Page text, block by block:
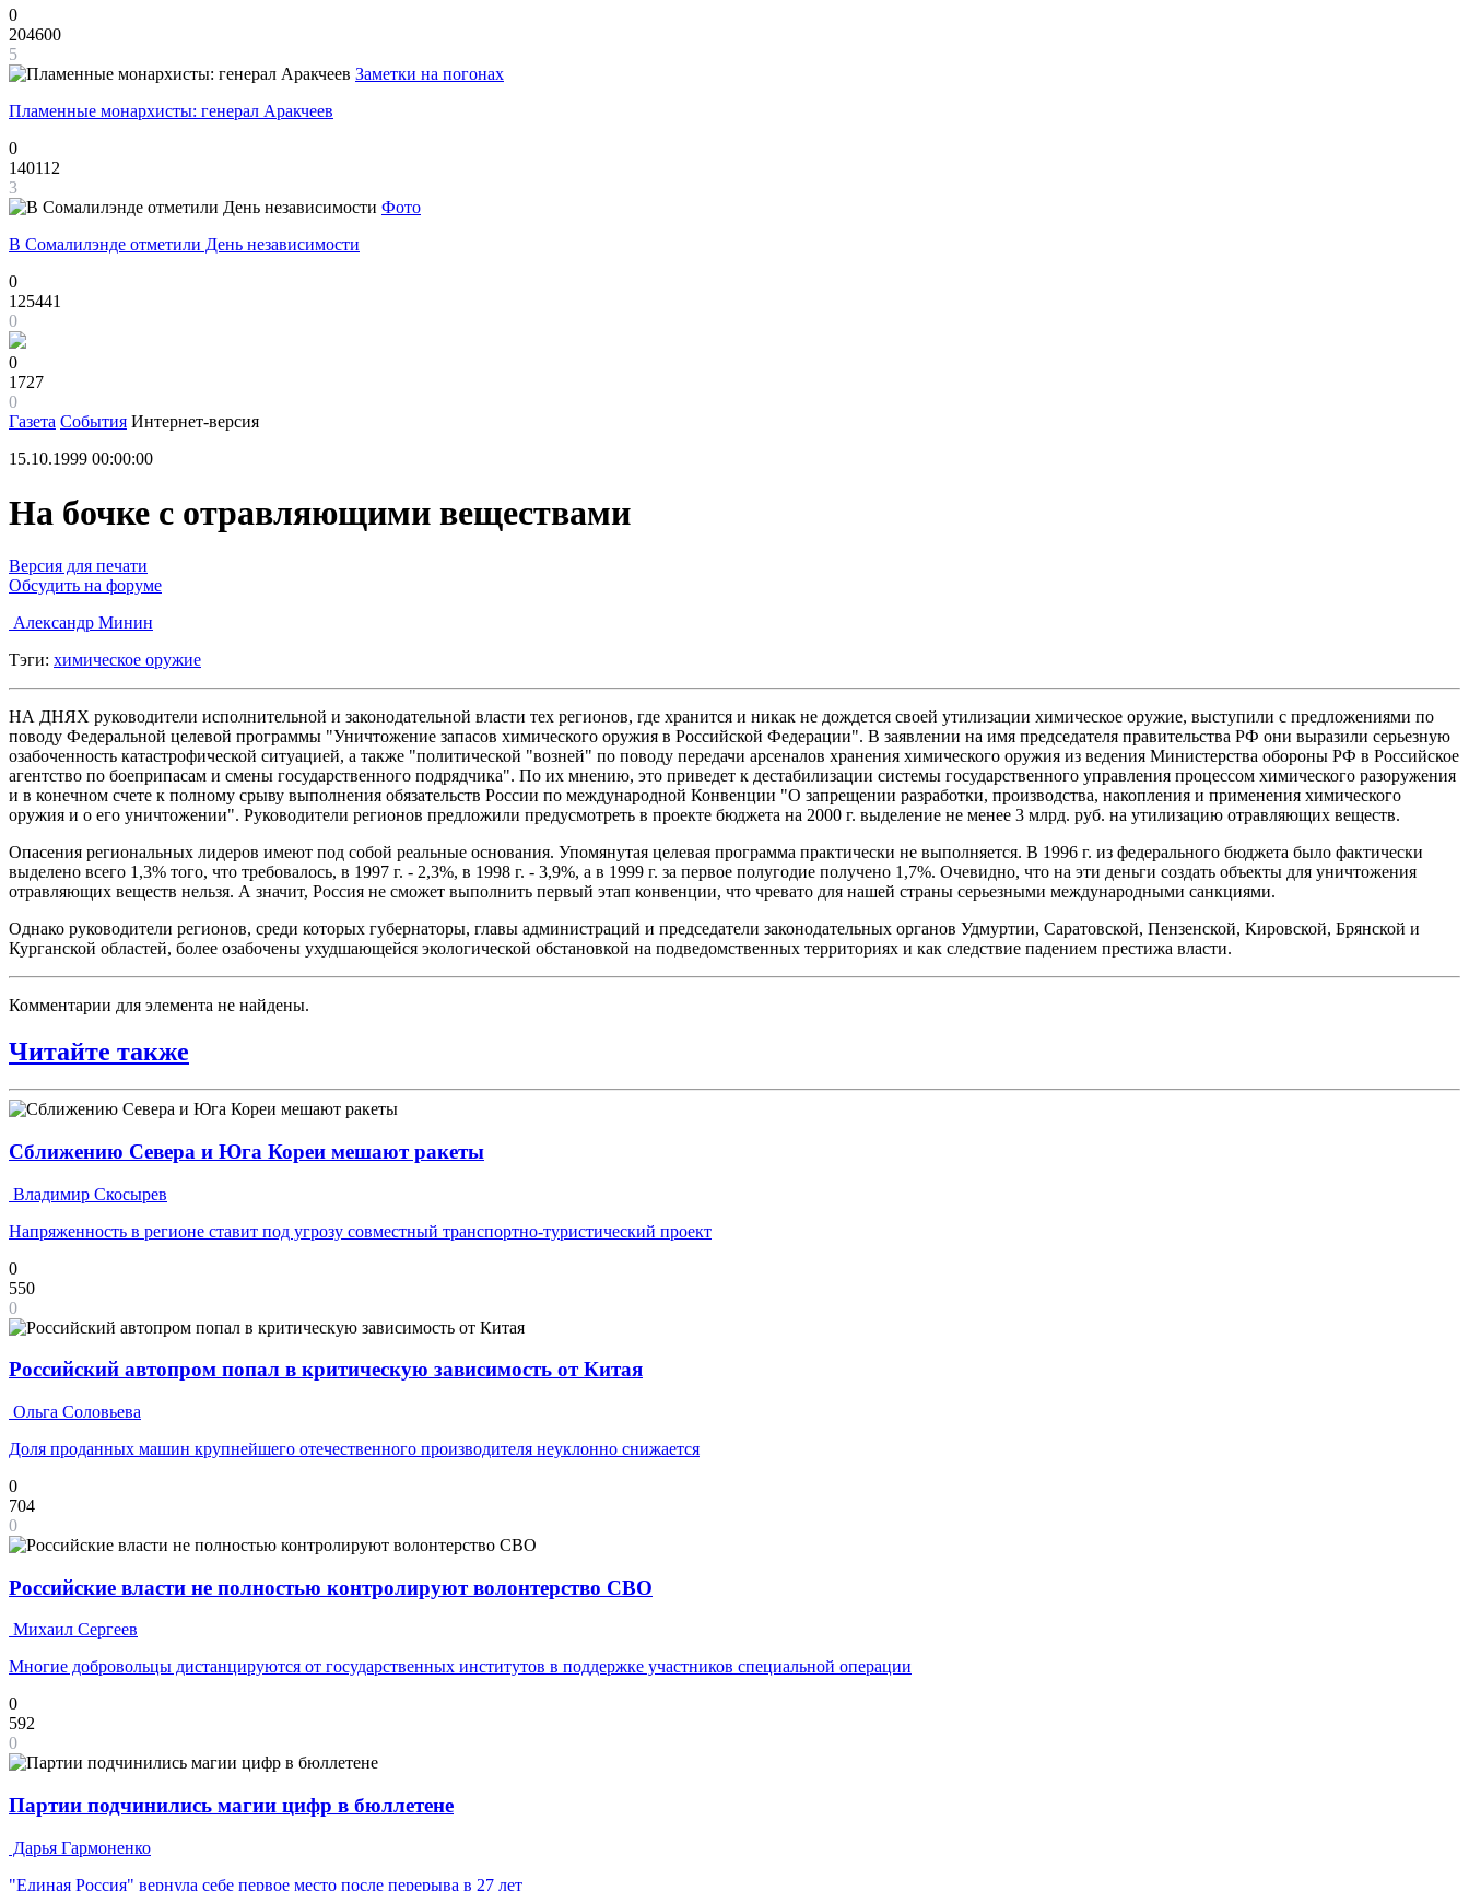
0
204600
5
Заметки на погонах
Пламенные монархисты: генерал Аракчеев
0
140112
3
Фото
В Сомалилэнде отметили День независимости
0
125441
0
0
1727
0
Газета События Интернет-версия
15.10.1999 00:00:00
На бочке с отравляющими веществами
Версия для печати
Обсудить на форуме
Александр Минин
Тэги: химическое оружие
НА ДНЯХ руководители исполнительной и законодательной власти тех регионов, где хранится и никак не дождется своей утилизации химическое оружие, выступили с предложениями по
поводу Федеральной целевой программы "Уничтожение запасов химического оружия в Российской Федерации". В заявлении на имя председателя правительства РФ они выразили серьезную
озабоченность катастрофической ситуацией, а также "политической "возней" по поводу передачи арсеналов хранения химического оружия из ведения Министерства обороны РФ в Российское
агентство по боеприпасам и смены государственного подрядчика". По их мнению, это приведет к дестабилизации системы государственного управления процессом химического разоружения
и в конечном счете к полному срыву выполнения обязательств России по международной Конвенции "О запрещении разработки, производства, накопления и применения химического
оружия и о его уничтожении". Руководители регионов предложили предусмотреть в проекте бюджета на 2000 г. выделение не менее 3 млрд. руб. на утилизацию отравляющих веществ.
Опасения региональных лидеров имеют под собой реальные основания. Упомянутая целевая программа практически не выполняется. В 1996 г. из федерального бюджета было фактически
выделено всего 1,3% того, что требовалось, в 1997 г. - 2,3%, в 1998 г. - 3,9%, а в 1999 г. за первое полугодие получено 1,7%. Очевидно, что на эти деньги создать объекты для уничтожения
отравляющих веществ нельзя. А значит, Россия не сможет выполнить первый этап конвенции, что чревато для нашей страны серьезными международными санкциями.
Однако руководители регионов, среди которых губернаторы, главы администраций и председатели законодательных органов Удмуртии, Саратовской, Пензенской, Кировской, Брянской и
Курганской областей, более озабочены ухудшающейся экологической обстановкой на подведомственных территориях и как следствие падением престижа власти.
Комментарии для элемента не найдены.
Читайте также
Сближению Севера и Юга Кореи мешают ракеты
Владимир Скосырев
Напряженность в регионе ставит под угрозу совместный транспортно-туристический проект
0
550
0
Российский автопром попал в критическую зависимость от Китая
Ольга Соловьева
Доля проданных машин крупнейшего отечественного производителя неуклонно снижается
0
704
0
Российские власти не полностью контролируют волонтерство СВО
Михаил Сергеев
Многие добровольцы дистанцируются от государственных институтов в поддержке участников специальной операции
0
592
0
Партии подчинились магии цифр в бюллетене
Дарья Гармоненко
"Единая Россия" вернула себе первое место после перерыва в 27 лет